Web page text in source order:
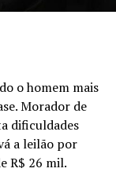
o homem mais
Morador de
dificuldades
a leilão por
R$ 26 mil.